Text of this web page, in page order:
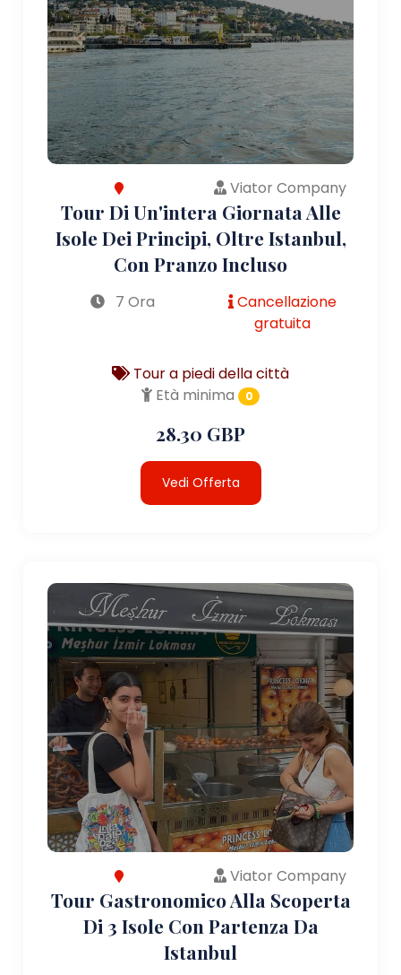
Viator Company
Tour Di Un'intera Giornata Alle
Isole Dei Principi, Oltre Istanbul,
Con Pranzo Incluso
7 Ora
Cancellazione
gratuita
Tour a piedi della città
Età minima
0
28.30 GBP
Vedi Offerta
Viator Company
Tour Gastronomico Alla Scoperta
Di 3 Isole Con Partenza Da
Istanbul